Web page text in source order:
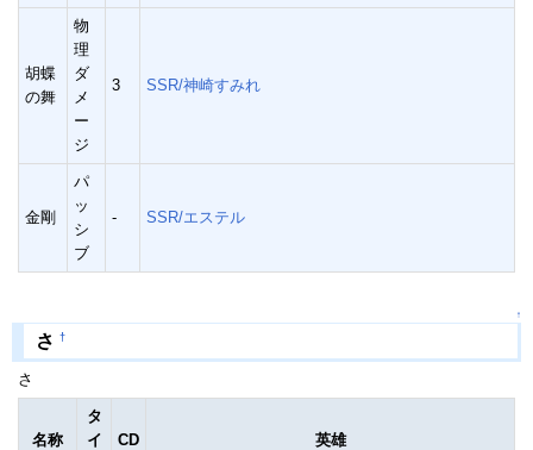
胡蝶
の舞
物
理
ダ
メ
ー
ジ
3 SSR/神崎すみれ
金剛
パ
ッ
シ
ブ
- SSR/エステル
↑
さ †
さ
名称
タ
イ
CD 英雄